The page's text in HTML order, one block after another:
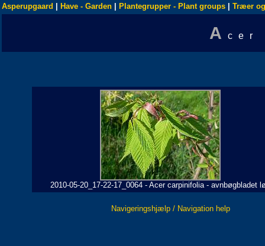
Asperupgaard Have - Garden Plantegrupper - Plant groups Træer
A cer
2010-05-20_17-22-17_0064 - Acer carpinifolia - avnbøgbladet
Navigeringshjælp / Navigation help